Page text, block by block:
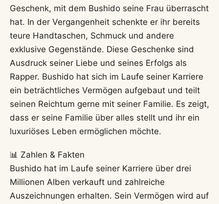
Geschenk, mit dem Bushido seine Frau überrascht
hat. In der Vergangenheit schenkte er ihr bereits
teure Handtaschen, Schmuck und andere
exklusive Gegenstände. Diese Geschenke sind
Ausdruck seiner Liebe und seines Erfolgs als
Rapper. Bushido hat sich im Laufe seiner Karriere
ein beträchtliches Vermögen aufgebaut und teilt
seinen Reichtum gerne mit seiner Familie. Es zeigt,
dass er seine Familie über alles stellt und ihr ein
luxuriöses Leben ermöglichen möchte.
📊 Zahlen & Fakten
Bushido hat im Laufe seiner Karriere über drei
Millionen Alben verkauft und zahlreiche
Auszeichnungen erhalten. Sein Vermögen wird auf